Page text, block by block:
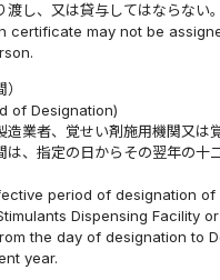
渡し、又は貸与してはならない。
certificate may not be
of Designation)
造業者、覚せい剤施用機関又は
は、指定の日からその翌年の十
period of designation of
Dispensing Facility
the day of designation to
year.